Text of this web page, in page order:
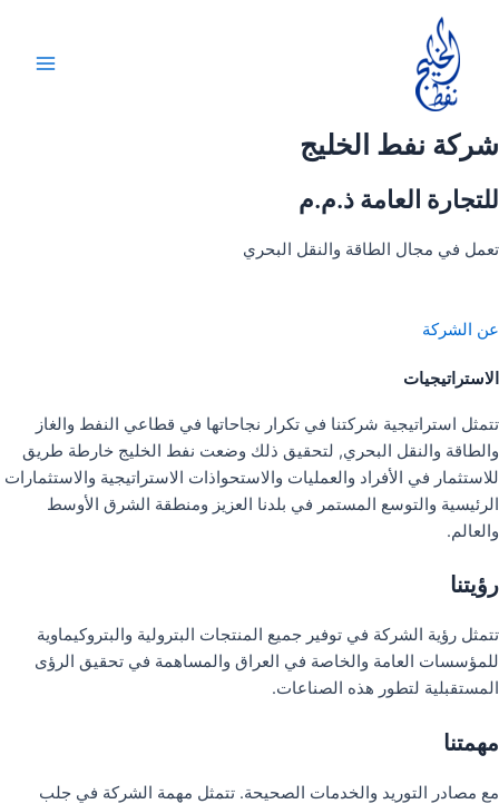
المحتوى
شركة نفط الخليج
للتجارة العامة ذ.م.م
تعمل في مجال الطاقة والنقل البحري
عن الشركة
الاستراتيجيات
تتمثل استراتيجية شركتنا في تكرار نجاحاتها في قطاعي النفط والغاز
والطاقة والنقل البحري, لتحقيق ذلك وضعت نفط الخليج خارطة طريق
للاستثمار في الأفراد والعمليات والاستحواذات الاستراتيجية والاستثمارات
الرئيسية والتوسع المستمر في بلدنا العزيز ومنطقة الشرق الأوسط
والعالم.
رؤيتنا
تتمثل رؤية الشركة في توفير جميع المنتجات البترولية والبتروكيماوية
للمؤسسات العامة والخاصة في العراق والمساهمة في تحقيق الرؤى
المستقبلية لتطور هذه الصناعات.
مهمتنا
مع مصادر التوريد والخدمات الصحيحة. تتمثل مهمة الشركة في جلب